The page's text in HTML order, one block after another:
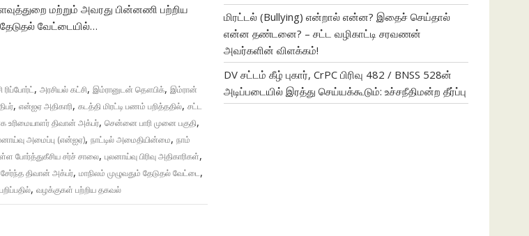
மற்றும் அவரது பின்னணி பற்றிய
தேடுதல் வேட்டையில்…
ரிப்போர்ட், அரசியல் கட்சி, இம்ரானுடன் தௌபிக், இம்ரான்
, என்ஐஏ அதிகாரி, கடத்தி மிரட்டி பணம் பறித்ததில், சட்ட
திவான் அக்பர், சென்னை பாரி முனை பகுதி,
அமைப்பு (என்ஐஏ), நாட்டில் அமைதியின்மை, நாம்
போர்த்துகீசிய சர்ச் சாலை, புலனாய்வு பிரிவு அதிகாரிகள்,
திவான் அக்பர், மாநிலம் முழுவதும் தேடுதல் வேட்டை,
, வழக்குகள் பற்றிய தகவல்
மிரட்டல் (Bullying) என்றால் என்ன? இதைச் செய்தால்
என்ன தண்டனை? – சட்ட வழிகாட்டி சரவணன்
அவர்களின் விளக்கம்!
DV சட்டம் கீழ் புகார், CrPC பிரிவு 482 / BNSS 528ன்
அடிப்படையில் இரத்து செய்யக்கூடும்: உச்சநீதிமன்ற தீர்ப்பு